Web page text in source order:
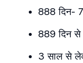
888 दिन-
889 दिन
3 साल से